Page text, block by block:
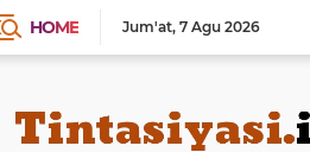
HOME Jum'at 7 Agu 2026